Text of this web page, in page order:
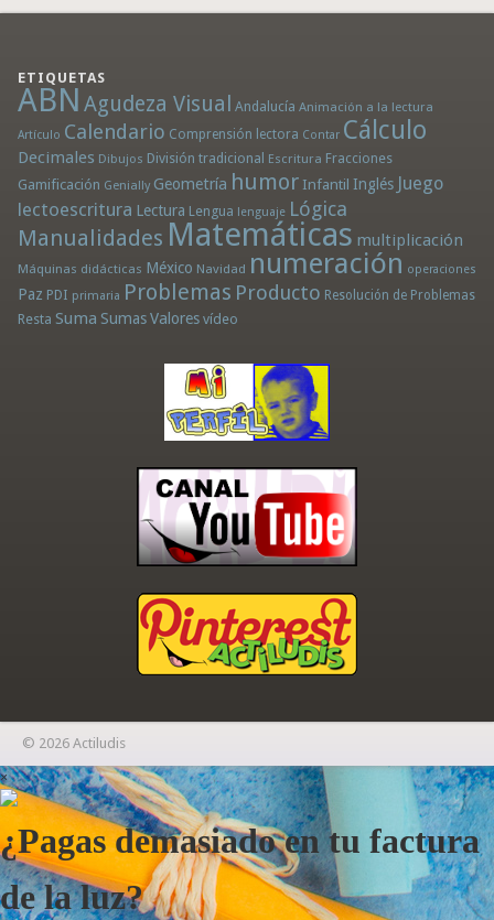
ETIQUETAS
ABN Agudeza Visual Andalucía Animación a la lectura
Artículo Calendario Comprensión lectora Contar Cálculo
Decimales Dibujos División tradicional Escritura Fracciones
Gamificación Genially Geometría humor Infantil Inglés Juego
lectoescritura Lectura Lengua lenguaje Lógica
Manualidades Matemáticas multiplicación
Máquinas didácticas México Navidad numeración operaciones
Paz PDI primaria Problemas Producto Resolución de Problemas
Resta Suma Sumas Valores vídeo
© 2026 Actiludis
×
¿Pagas demasiado en tu factura
de la luz?